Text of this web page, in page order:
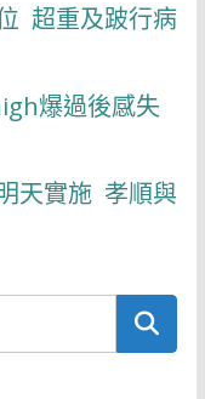
超重及跛行病
爆過後感失
天實施 孝順與